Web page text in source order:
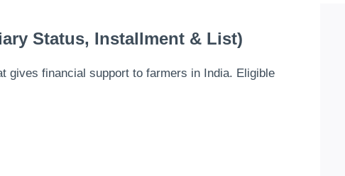
Status, Installment & List)
gives financial support to farmers in India. Eligible